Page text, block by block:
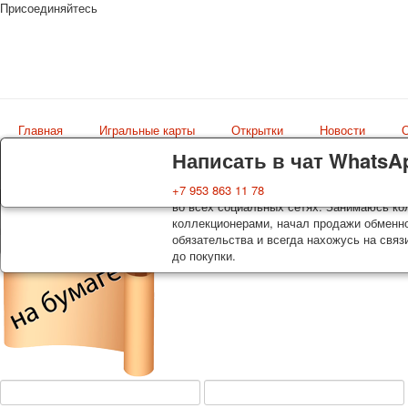
Доставка
Колоды, почтовые открытки тщательно
оплаты. Исключение: репринт под заказ,
осуществляется почтой России с треком
момент покупки. По желанию
Гарантия
Вы покупаете колоды игральных карт,
во всех социальных сетях. Занимаюсь
коллекционерами, начал продажи
обязательства и всегда нахожусь на
до покупки.
Написать в чат
+7 953 863 11 78
Присоединяйтесь
Главная Игральные карты Открытки Новости
Магазин